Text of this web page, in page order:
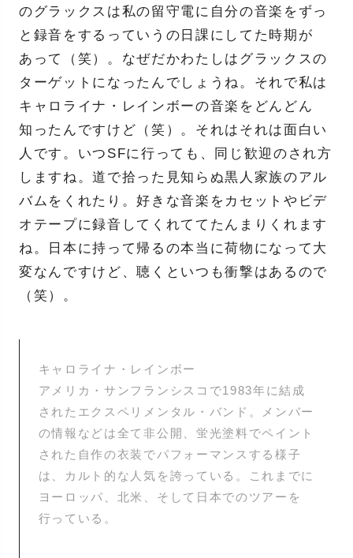
のグラックスは私の留守電に自分の音楽をずっ
と録音をするっていうの日課にしてた時期が
あって（笑）。なぜだかわたしはグラックスの
ターゲットになったんでしょうね。それで私は
キャロライナ・レインボーの音楽をどんどん
知ったんですけど（笑）。それはそれは面白い
人です。いつSFに行っても、同じ歓迎のされ方
しますね。道で拾った見知らぬ黒人家族のアル
バムをくれたり。好きな音楽をカセットやビデ
オテープに録音してくれててたんまりくれます
ね。日本に持って帰るの本当に荷物になって大
変なんですけど、聴くといつも衝撃はあるので
（笑）。
キャロライナ・レインボー
アメリカ・サンフランシスコで1983年に結成
されたエクスペリメンタル・バンド。メンバー
の情報などは全て非公開、蛍光塗料でペイント
された自作の衣装でパフォーマンスする様子
は、カルト的な人気を誇っている。これまでに
ヨーロッパ、北米、そして日本でのツアーを
行っている。